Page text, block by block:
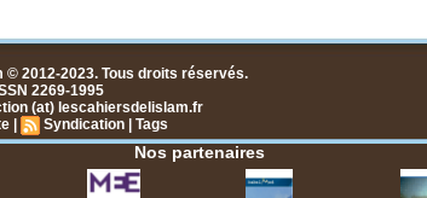
© 2012-2023. Tous droits réservés.
2269-1995
(at) lescahiersdelislam.fr
Syndication Tags
Nos partenaires